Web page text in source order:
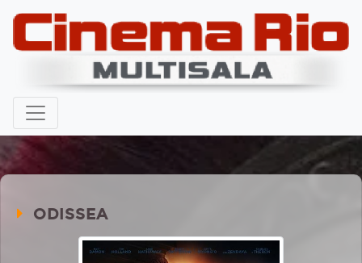
ODISSEA